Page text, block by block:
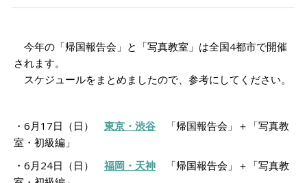
Shop
Contact
今年の「帰国報告会」と「写真教室」は全国4都市で開催
されます。
スケジュールをまとめましたので、参考にしてください。
・6月17日（日） 東京・渋谷 「帰国報告会」＋「写真教
室・初級編」
・6月24日（日） 福岡・天神 「帰国報告会」＋「写真教